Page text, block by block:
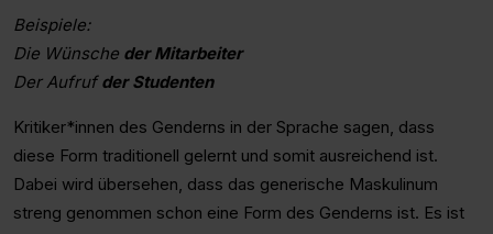
Beispiele:
Die Wünsche der Mitarbeiter
Der Aufrufder Studenten
Kritiker*innen des Genderns in der Sprache sagen, dass
diese Form traditionell gelernt und somit ausreichend ist.
Dabei wird übersehen, dass das generische Maskulinum
streng genommen schon eine Form des Genderns ist. Es ist